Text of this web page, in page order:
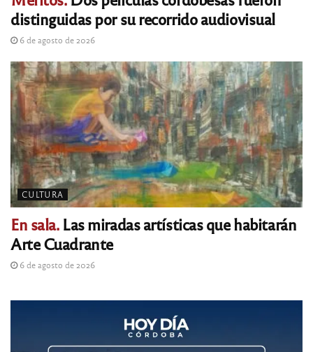
distinguidas por su recorrido audiovisual
6 de agosto de 2026
CULTURA
En sala.Las miradas artísticas que habitarán
Arte Cuadrante
6 de agosto de 2026